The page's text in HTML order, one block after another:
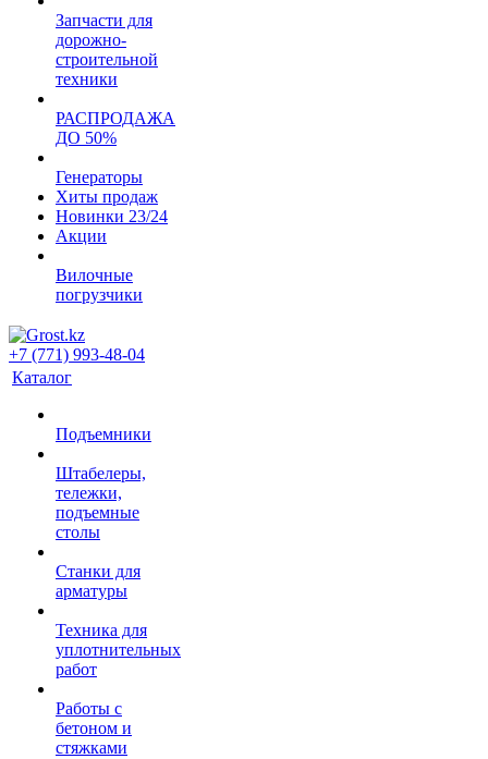
Запчасти для
дорожно-
строительной
техники
РАСПРОДАЖА
ДО 50%
Генераторы
Хиты продаж
Новинки 23/24
Акции
Вилочные
погрузчики
+7 (771) 993-48-04
Каталог
Подъемники
Штабелеры,
тележки,
подъемные
столы
Станки для
арматуры
Техника для
уплотнительных
работ
Работы с
бетоном и
стяжками